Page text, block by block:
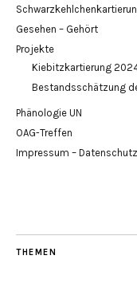
Gesehen – Gehört
Projekte
Kiebitzkartierung
Bestandsschätzung
Phänologie UN
OAG-Treffen
Impressum – Datenschutz
THEMEN